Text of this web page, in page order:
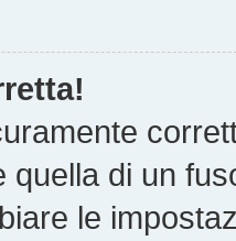
quella di un
le